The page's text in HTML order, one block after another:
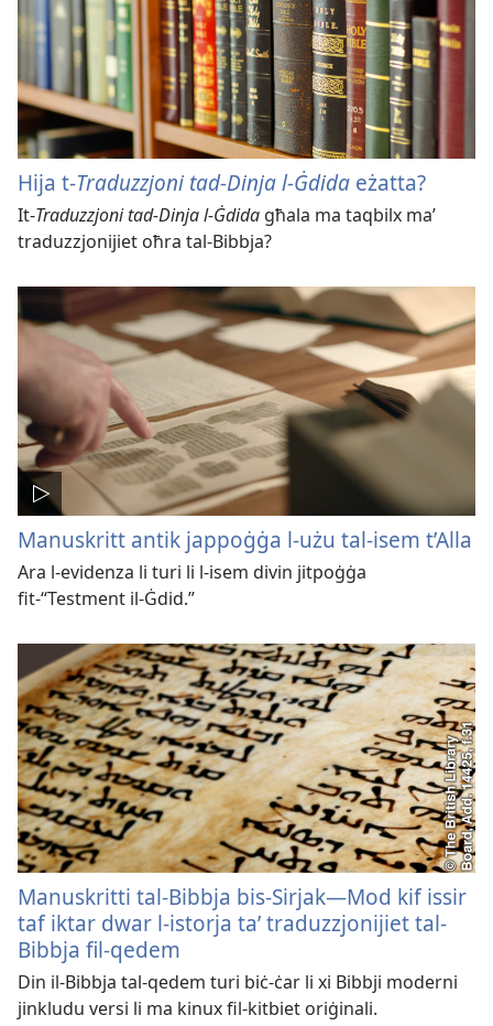
Hija t-Traduzzjoni tad-Dinja l-Ġdida eżatta?
It-Traduzzjoni tad-Dinja l-Ġdida għala ma taqbilx ma’
traduzzjonijiet oħra tal-Bibbja?
Manuskritt antik jappoġġa l-użu tal-isem t’Alla
Ara l-evidenza li turi li l-isem divin jitpoġġa
fit-“Testment il-Ġdid.”
Manuskritti tal-Bibbja bis-Sirjak—Mod kif issir
taf iktar dwar l-istorja ta’ traduzzjonijiet tal-
Bibbja fil-qedem
Din il-Bibbja tal-qedem turi biċ-ċar li xi Bibbji moderni
jinkludu versi li ma kinux fil-kitbiet oriġinali.